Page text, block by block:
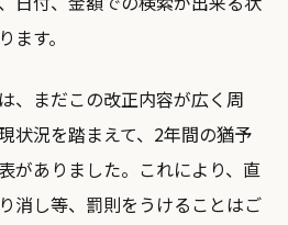
す。
、まだこの改正内容が広く周
状況を踏まえて、2年間の猶予
がありました。これにより、直
消し等、罰則をうけることはご